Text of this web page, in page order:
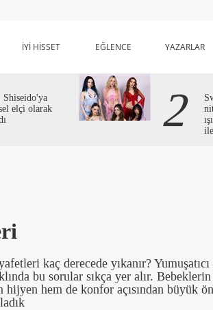
İYİ HİSSET EĞLENCE YAZARLAR
Shiseido'ya
elçi olarak
2
kaç derecede yıkanır?
bu sorular sıkça yer alır.
hem de konfor açısından büyük